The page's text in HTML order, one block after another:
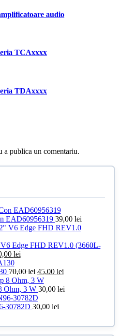
audio
TCAxxxx
TDAxxxx
a publica un comentariu.
EAD60956319 39,00 lei
V6 Edge FHD REV1.0 (3660L-
lei.
leiPrețul
este:
70,00 lei.
70,00lei Prețul
inițial
a
fost:
70,00 lei.
45,00 leiPrețul
este:
Ohm, 3 W 30,00 lei
30782D 30,00 lei